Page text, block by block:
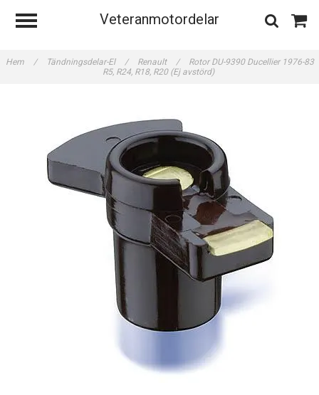
Veteranmotordelar
Hem / Tändningsdelar-El / Renault /
Rotor DU-9390 Ducellier 1976-83
R5, R24, R18, R20 (Ej avstörd)